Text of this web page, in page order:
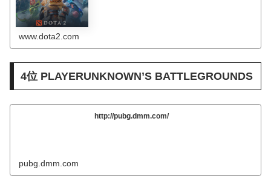
www.dota2.com
4位 PLAYERUNKNOWN’S BATTLEGROUNDS
http://pubg.dmm.com/
pubg.dmm.com